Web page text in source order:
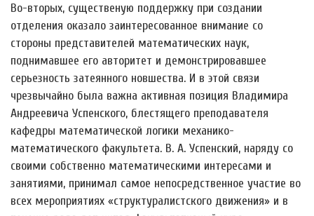
Во-вторых, существеную поддержку при создании
отделения оказало заинтересованное внимание со
стороны представителей математических наук,
поднимавшее его авторитет и демонстрировавшее
серьезность затеянного новшества. И в этой связи
чрезвычайно была важна активная позиция Владимира
Андреевича Успенского, блестящего преподавателя
кафедры математической логики механико-
математического факультета. В. А. Успенский, наряду со
своими собственно математическими интересами и
занятиями, принимал самое непосредственное участие во
всех мероприятиях «структуралистского движения» и в